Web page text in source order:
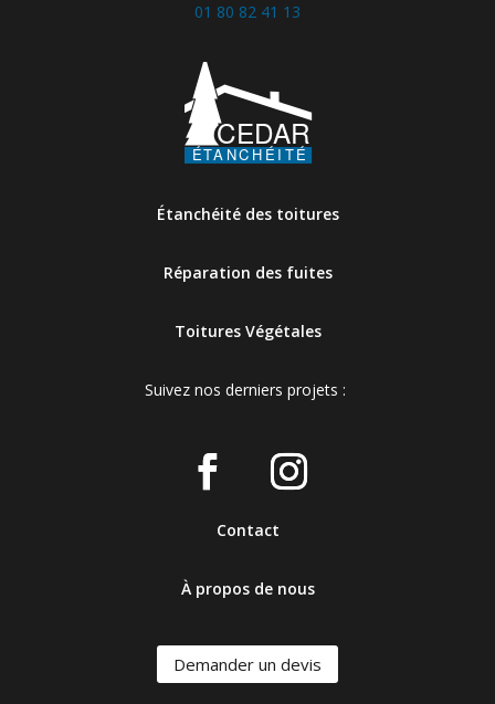
01 80 82 41 13
Étanchéité des toitures
Réparation des fuites
Toitures Végétales
Contact
À propos de nous
Demander un devis
Suivez nos derniers projets :